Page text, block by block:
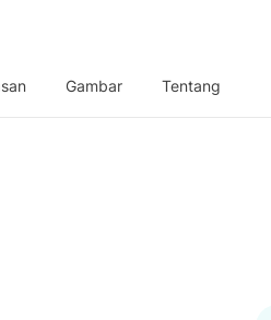
Gambar Tentang